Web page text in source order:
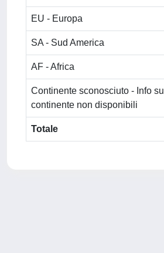
EU - Europa
SA - Sud America
AF - Africa
Continente sconosciuto - Info sul
continente non disponibili
Totale